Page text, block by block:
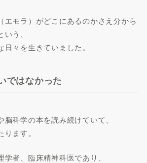
エモラ）がどこにあるのかさえ分から
う、
々を生きていました。
ではなかった
科学の本を読み続けていて、
ます。
者、臨床精神科医であり、